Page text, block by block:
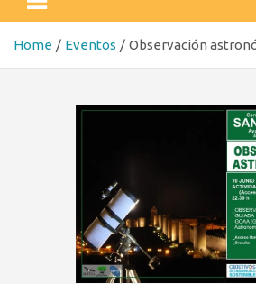
Home Eventos Observación